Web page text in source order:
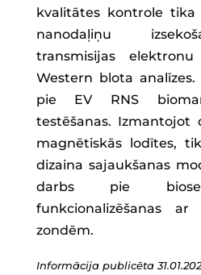
kvalitātes kontrole
nanodaļiņu
transmisijas
Western blota
pie EV RNS
testēšanas. Izmantojot
magnētiskās lodītes,
dizaina sajaukšanas
darbs pie
funkcionalizēšanas
zondēm.
Informācija publicēta